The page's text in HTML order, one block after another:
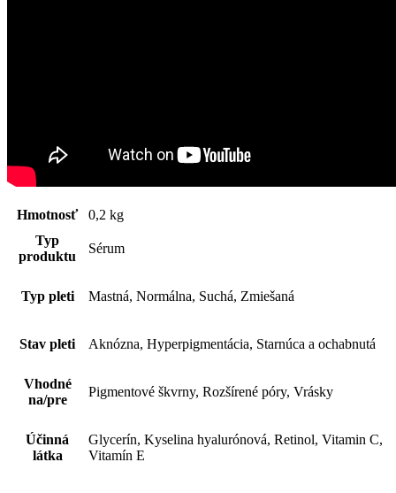
Hmotnosť
0,2 kg
Typ
produktu
Sérum
Typ pleti Mastná, Normálna, Suchá, Zmiešaná
Stav pleti Aknózna, Hyperpigmentácia, Starnúca a ochabnutá
Vhodné
na/pre
Pigmentové škvrny, Rozšírené póry, Vrásky
Účinná
látka
Glycerín, Kyselina hyalurónová, Retinol, Vitamin C,
Vitamín E